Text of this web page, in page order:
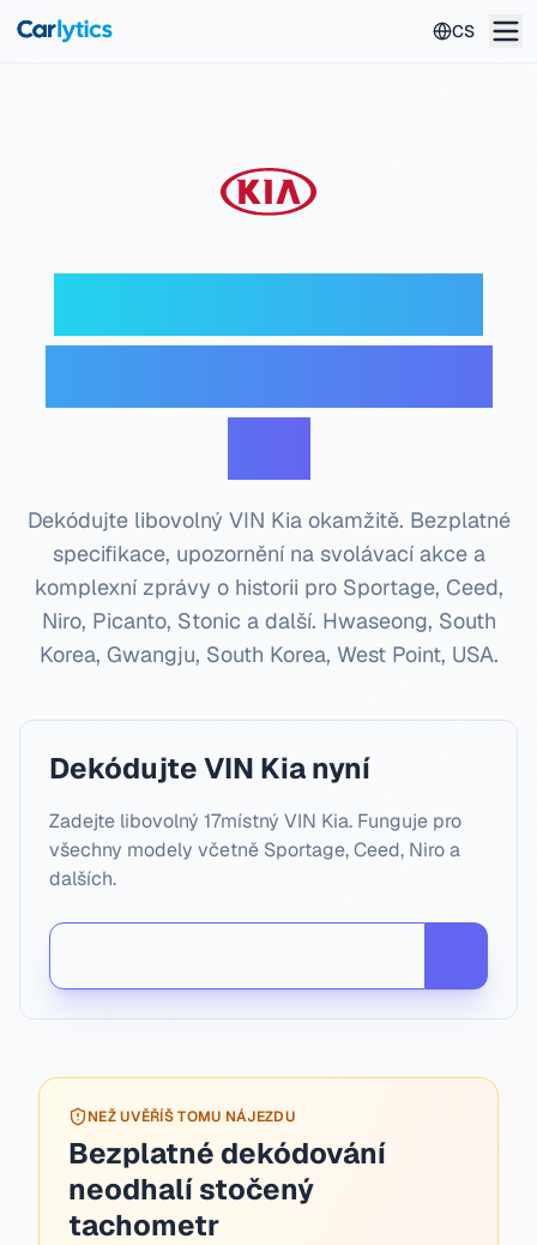
CS
Dekódujte libovolný VIN Kia okamžitě. Bezplatné
specifikace, upozornění na svolávací akce a
komplexní zprávy o historii pro Sportage, Ceed,
Niro, Picanto, Stonic a další. Hwaseong, South
Korea, Gwangju, South Korea, West Point, USA.
Dekódujte VIN Kia nyní
Zadejte libovolný 17místný VIN Kia. Funguje pro
všechny modely včetně Sportage, Ceed, Niro a
dalších.
NEŽ UVĚŘÍŠ TOMU NÁJEZDU
Bezplatné dekódování
neodhalí stočený
tachometr